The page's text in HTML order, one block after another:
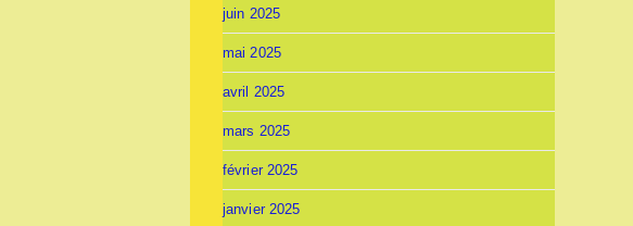
juin 2025
mai 2025
avril 2025
mars 2025
février 2025
janvier 2025